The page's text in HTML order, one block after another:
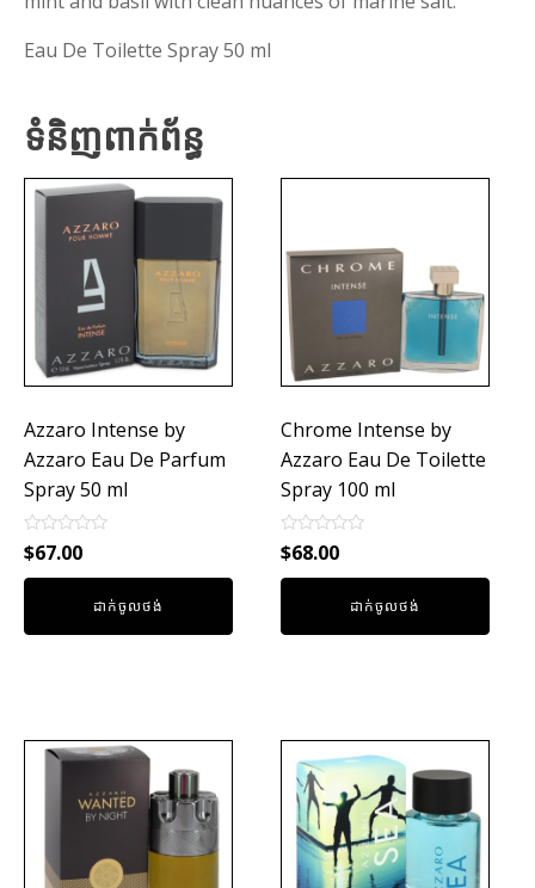
Eau De Toilette Spray 50 ml
ទំនិញពាក់ព័ន្ធ
Azzaro Intense by
Azzaro Eau De Parfum
Spray 50 ml
Rated
0
out
$67.00
ដាក់ចូលថង់
Chrome Intense by
Azzaro Eau De Toilette
Spray 100 ml
Rated
0
out
$68.00
ដាក់ចូលថង់